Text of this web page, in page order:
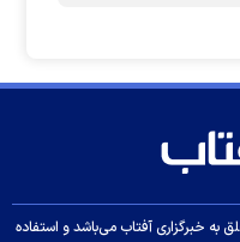
خبرگزاری آفتاب می‌باشد و استفاده